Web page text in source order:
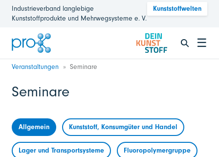
Industrieverband langlebige
Kunststoffprodukte und Mehrwegsysteme e. V.
Kunststoffwelten
☰
Veranstaltungen Seminare
Seminare
Allgemein Kunststoff, Konsumgüter und Handel
Lager und Transportsysteme Fluoropolymergruppe